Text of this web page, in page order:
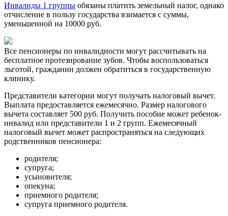
Инвалиды 1 группы обязаны платить земельный налог, однако
отчисление в пользу государства взимается с суммы,
уменьшенной на 10000 руб.
Все пенсионеры по инвалидности могут рассчитывать на
бесплатное протезирование зубов. Чтобы воспользоваться
льготой, гражданин должен обратиться в государственную
клинику.
Представители категории могут получать налоговый вычет.
Выплата предоставляется ежемесячно. Размер налогового
вычета составляет 500 руб. Получить пособие может ребенок-
инвалид или представители 1 и 2 групп. Ежемесячный
налоговый вычет может распространяться на следующих
родственников пенсионера:
родителя;
супруга;
усыновителя;
опекуна;
приемного родителя;
супруга приемного родителя.